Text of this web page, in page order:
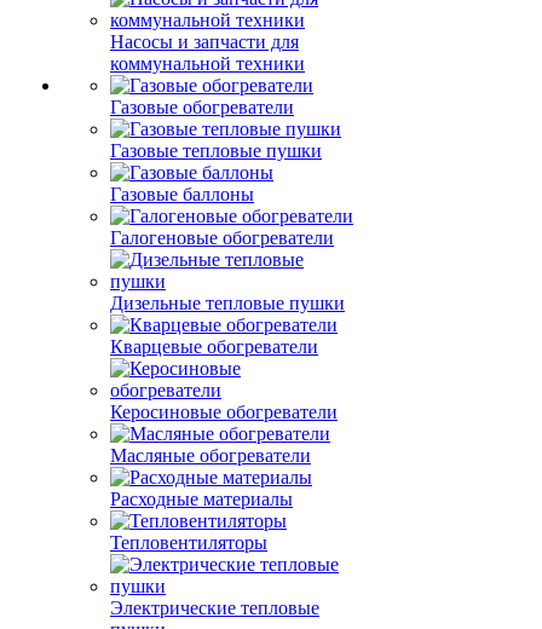
Насосы и запчасти для
коммунальной техники
Газовые обогреватели
Газовые тепловые пушки
Газовые баллоны
Галогеновые обогреватели
Дизельные тепловые пушки
Кварцевые обогреватели
Керосиновые обогреватели
Масляные обогреватели
Расходные материалы
Тепловентиляторы
Электрические тепловые